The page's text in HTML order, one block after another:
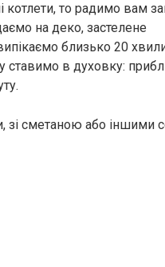
котлети, то радимо вам
на деко, застелене
близько 20
ставимо в духовку:
зі сметаною або іншими